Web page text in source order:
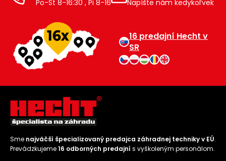
Po-Št 8-16:30 , Pi 8-16 Napíšte nám kedykoľvek
16 predajní Hecht v
SR
Sme najväčší špecializovaný predajca záhradnej techniky v EÚ.
Prevádzkujeme16 odborných predajní s vyškoleným personálom.